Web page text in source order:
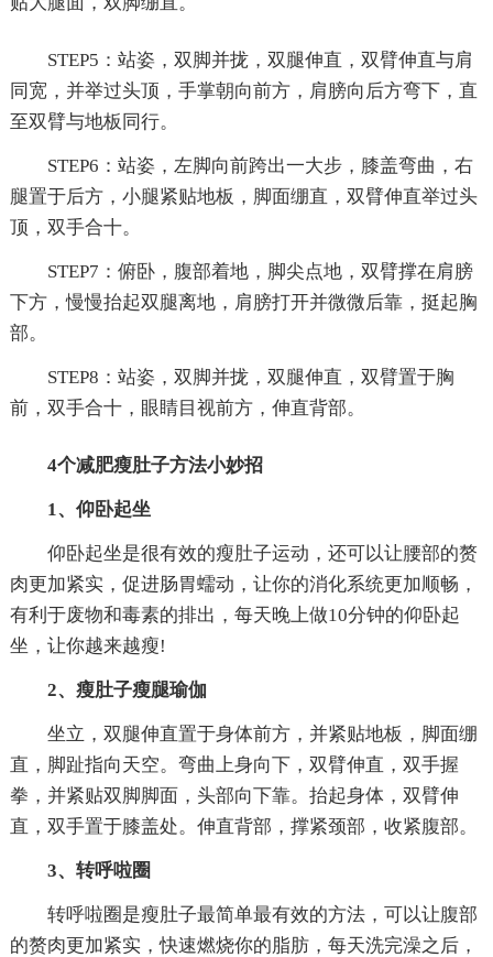
STEP5：站姿，双脚并拢，双腿伸直，双臂伸直与肩
同宽，并举过头顶，手掌朝向前方，肩膀向后方弯下，直
至双臂与地板同行。
STEP6：站姿，左脚向前跨出一大步，膝盖弯曲，右
腿置于后方，小腿紧贴地板，脚面绷直，双臂伸直举过头
顶，双手合十。
STEP7：俯卧，腹部着地，脚尖点地，双臂撑在肩膀
下方，慢慢抬起双腿离地，肩膀打开并微微后靠，挺起胸
部。
STEP8：站姿，双脚并拢，双腿伸直，双臂置于胸
前，双手合十，眼睛目视前方，伸直背部。
4个减肥瘦肚子方法小妙招
1、仰卧起坐
仰卧起坐是很有效的瘦肚子运动，还可以让腰部的赘
肉更加紧实，促进肠胃蠕动，让你的消化系统更加顺畅，
有利于废物和毒素的排出，每天晚上做10分钟的仰卧起
坐，让你越来越瘦!
2、瘦肚子瘦腿瑜伽
坐立，双腿伸直置于身体前方，并紧贴地板，脚面绷
直，脚趾指向天空。弯曲上身向下，双臂伸直，双手握
拳，并紧贴双脚脚面，头部向下靠。抬起身体，双臂伸
直，双手置于膝盖处。伸直背部，撑紧颈部，收紧腹部。
3、转呼啦圈
转呼啦圈是瘦肚子最简单最有效的方法，可以让腹部
的赘肉更加紧实，快速燃烧你的脂肪，每天洗完澡之后，